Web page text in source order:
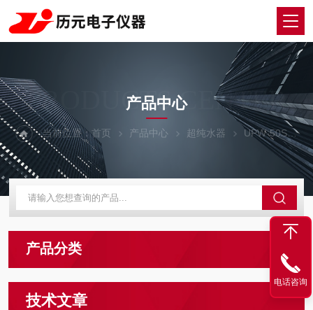
PRODUCTS CENTER
产品中心
当前位置：首页 产品中心 超纯水器 UPW-50S超纯水器
产品分类
技术文章
电话咨询